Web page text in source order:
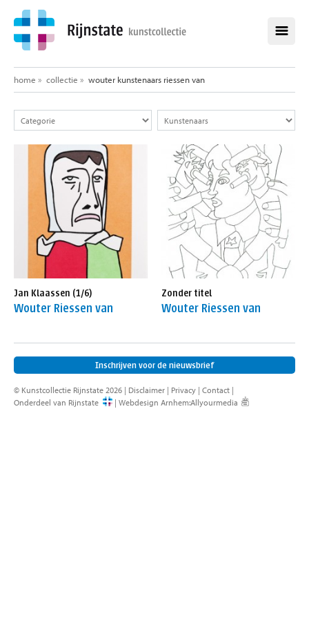
home
alle werken
alle kunstenaars
opdrachten
aankopen
over de kunstcollectie
healing environment
exposities
nieuws
home » collectie » wouter kunstenaars riessen van
Jan Klaassen (1/6)
Wouter Riessen van
Zonder titel
Wouter Riessen van
Inschrijven voor de nieuwsbrief
© Kunstcollectie Rijnstate 2026 | Disclaimer | Privacy | Contact |
Onderdeel van Rijnstate
| Webdesign Arnhem:Allyourmedia